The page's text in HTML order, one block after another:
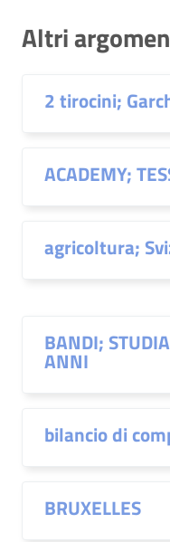
Altri
2 tirocini;
ACADEMY;
agricoltura;
BANDI;
ANNI
bilancio di
BRUXELLES